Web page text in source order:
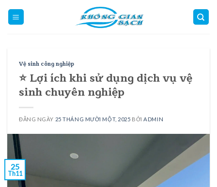
Vệ sinh công nghiệp
⭐ Lợi ích khi sử dụng dịch vụ vệ
sinh chuyên nghiệp
ĐĂNG NGÀY 25 THÁNG MƯỜI MỘT, 2025 BỞI ADMIN
25
Th11